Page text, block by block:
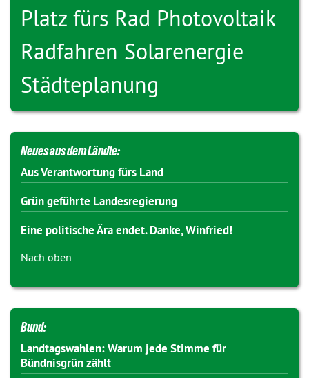
Platz fürs Rad Photovoltaik
Radfahren Solarenergie
Städteplanung
Neues aus dem Ländle:
Aus Verantwortung fürs Land
Grün geführte Landesregierung
Eine politische Ära endet. Danke, Winfried!
Nach oben
Bund:
Landtagswahlen: Warum jede Stimme für
Bündnisgrün zählt